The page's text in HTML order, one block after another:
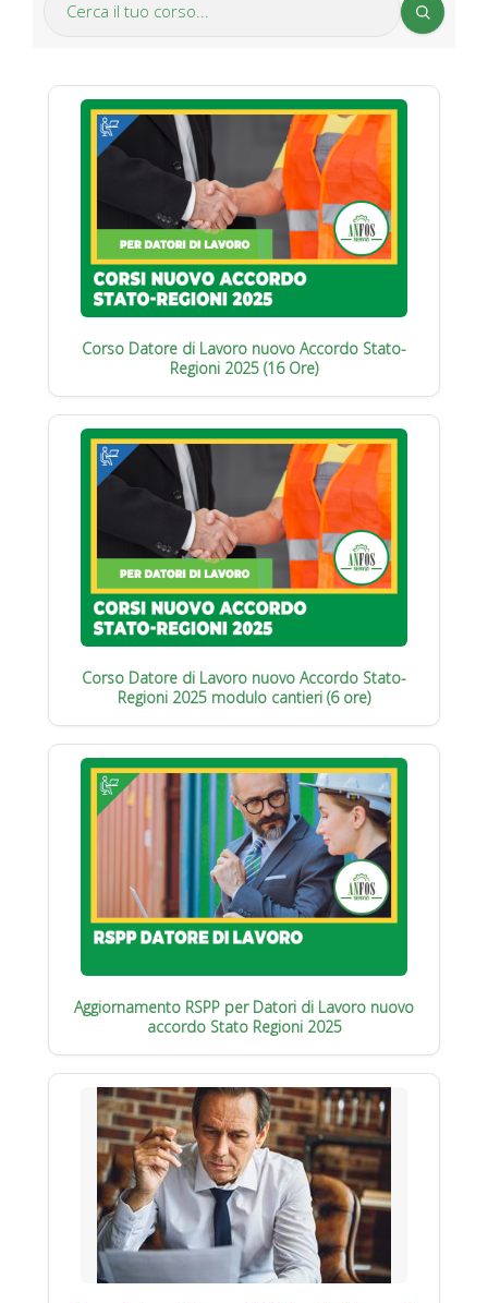
Corso Datore di Lavoro nuovo Accordo Stato-
Regioni 2025 (16 Ore)
Corso Datore di Lavoro nuovo Accordo Stato-
Regioni 2025 modulo cantieri (6 ore)
Aggiornamento RSPP per Datori di Lavoro nuovo
accordo Stato Regioni 2025